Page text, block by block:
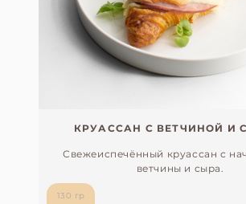
КРУАССАН С ВЕТЧИНОЙ И
Свежеиспечённый круассан с
ветчины и сыра.
130 гр